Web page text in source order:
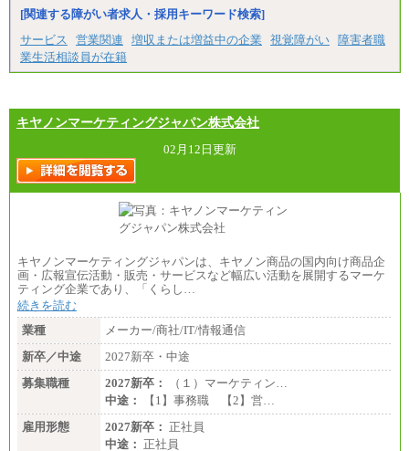
[関連する障がい者求人・採用キーワード検索]
サービス
営業関連 増収または増益中の企業 視覚障がい 障害者職
業生活相談員が在籍
キヤノンマーケティングジャパン株式会社
02月12日更新
キヤノンマーケティングジャパンは、キヤノン商品の国内向け商品企
画・広報宣伝活動・販売・サービスなど幅広い活動を展開するマーケ
ティング企業であり、「くらし…
続きを読む
業種
メーカー/商社/IT/情報通信
新卒／中途
2027新卒・中途
募集職種
2027新卒：
（１）マーケティン…
中途：
【1】事務職 【2】営…
雇用形態
2027新卒： 正社員
中途： 正社員